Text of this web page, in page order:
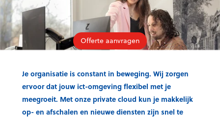
Offerte aanvragen
Je organisatie is constant in beweging. Wij zorgen
ervoor dat jouw ict-omgeving flexibel met je
meegroeit. Met onze private cloud kun je makkelijk
op- en afschalen en nieuwe diensten zijn snel te